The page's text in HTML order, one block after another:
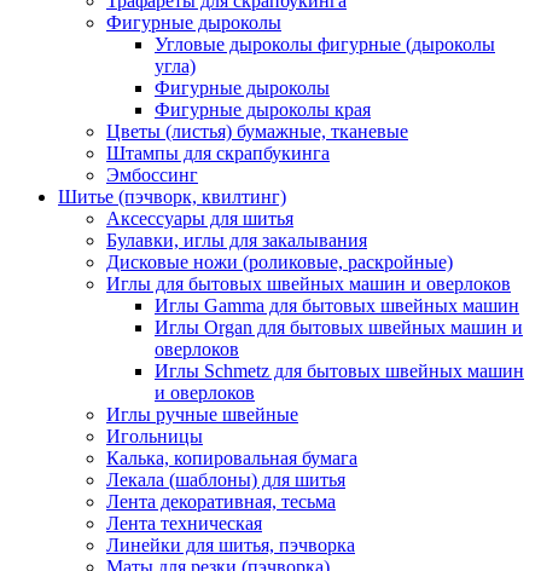
Фигурные дыроколы
Угловые дыроколы фигурные (дыроколы
угла)
Фигурные дыроколы
Фигурные дыроколы края
Цветы (листья) бумажные, тканевые
Штампы для скрапбукинга
Эмбоссинг
Шитье (пэчворк, квилтинг)
Аксессуары для шитья
Булавки, иглы для закалывания
Дисковые ножи (роликовые, раскройные)
Иглы для бытовых швейных машин и оверлоков
Иглы Gamma для бытовых швейных машин
Иглы Organ для бытовых швейных машин и
оверлоков
Иглы Schmetz для бытовых швейных машин
и оверлоков
Иглы ручные швейные
Игольницы
Калька, копировальная бумага
Лекала (шаблоны) для шитья
Лента декоративная, тесьма
Лента техническая
Линейки для шитья, пэчворка
Маты для резки (пэчворка)